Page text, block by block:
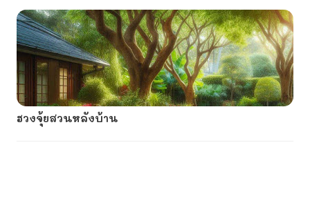
ฮวงจุ้ยสวนหลังบ้าน